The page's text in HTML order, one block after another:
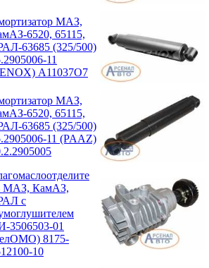
МАЗ,
6520, 65115,
63685 (325/500)
11
A11037O7
МАЗ,
6520, 65115,
63685 (325/500)
11 (PAAZ)
МАЗ, КамАЗ,
с
3506503-01
8175-
10